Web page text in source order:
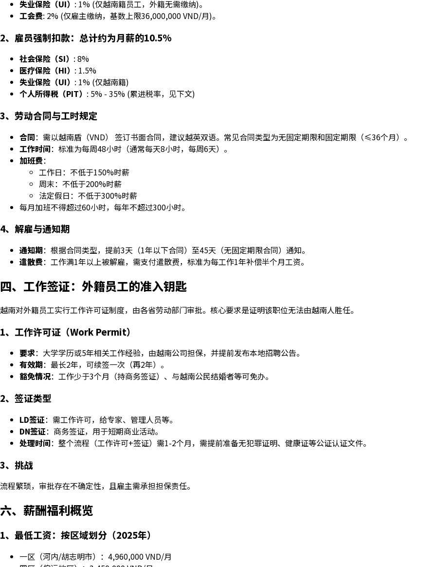
失业保险（UI） : 1% (仅越南籍员工，外籍无需缴纳)。
工会费: 2% (仅雇主缴纳，基数上限36,000,000 VND/月)。
2、雇员强制扣款：总计约为月薪的10.5%
社会保险（SI） : 8%
医疗保险（HI） : 1.5%
失业保险（UI） : 1% (仅越南籍)
个人所得税（PIT） : 5% - 35% (累进税率，见下文)
3、劳动合同与工时规定
合同：需以越南盾（VND） 签订书面合同，建议越英双语。常见合同类型为无固定期限和固定期限（≤36个月）。
工作时间：标准为每周48小时（通常每天8小时，每周6天）。
加班费：
工作日：不低于150%时薪
周末：不低于200%时薪
法定假日：不低于300%时薪
每月加班不得超过60小时，每年不超过300小时。
4、解雇与通知期
通知期：根据合同类型，提前3天（1年以下合同）至45天（无固定期限合同）通知。
遣散费：工作满1年以上被解雇，需支付遣散费，标准为每工作1年补偿半个月工资。
四、工作签证：外籍员工的准入钥匙
越南对外籍员工实行工作许可证制度，由各省劳动部门审批。核心要求是证明该职位无法由越南人胜任。
1、工作许可证（Work Permit）
要求：大学学历或5年相关工作经验，由越南公司担保，并提前发布本地招聘公告。
有效期：最长2年，可续签一次（再2年）。
豁免情况：工作少于3个月（持商务签证）、与越南公民结婚者等可免办。
2、签证类型
LD签证：需工作许可，给专家、管理人员等。
DN签证：商务签证，用于短期商业活动。
处理时间：整个流程（工作许可+签证）需1-2个月，需提前准备无犯罪证明、健康证等公证认证文件。
3、挑战
流程繁琐，审批存在不确定性，且雇主需承担担保责任。
六、薪酬福利概览
1、最低工资：按区域划分（2025年）
一区（河内/胡志明市）：4,960,000 VND/月